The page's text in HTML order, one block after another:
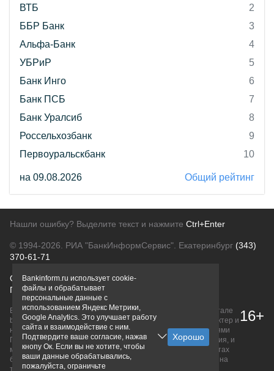
ВТБ
2
ББР Банк
3
Альфа-Банк
4
УБРиР
5
Банк Инго
6
Банк ПСБ
7
Банк Уралсиб
8
Россельхозбанк
9
Первоуральскбанк
10
на 09.08.2026 Общий рейтинг
Нашли ошибку? Выделите текст и нажмите Ctrl+Enter
© 1994-2026. РИА "БанкИнформСервис". Екатеринбург (343)
370-61-71
О проектеПолитика конфиденциальности
Правовая информацияДля рекламодателей
Вся информация о продуктах банков, размещенная на портале
bankinform.ru, носит исключительно ознакомительный характер и
не является публичной офертой, определяемой положениями
ГК РФ. Информация не содержит точного и полного описания, и
может быть изменена. Конечные условия уточняйте на сайтах
банков или при личном обращении. Исключительное право на
товарные знаки принадлежит их правообладателям.
16+
Bankinform.ru использует cookie-
файлы и обрабатывает
персональные данные с
использованием Яндекс Метрики,
Google Analytics. Это улучшает работу
сайта и взаимодействие с ним.
Подтвердите ваше согласие, нажав
кнопу Ок. Если вы не хотите, чтобы
ваши данные обрабатывались,
пожалуйста, ограничьте